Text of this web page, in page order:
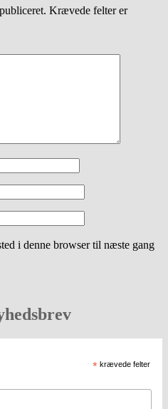
Krævede felter er
i denne browser til næste gang
* krævede felter